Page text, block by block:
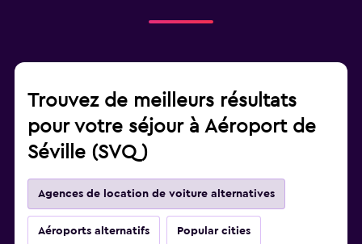
Trouvez de meilleurs résultats
pour votre séjour à Aéroport de
Séville (SVQ)
Agences de location de voiture alternatives
Aéroports alternatifs Popular cities